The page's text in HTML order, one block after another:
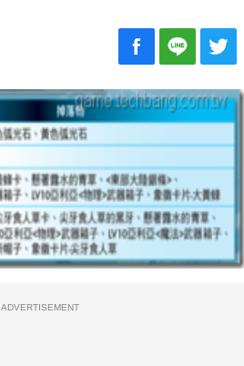
ADVERTISEMENT